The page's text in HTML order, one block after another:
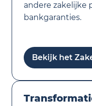
andere zakelijke
bankgaranties.
Bekijk het